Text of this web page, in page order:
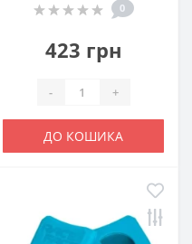
0
423 грн
- +
ДО КОШИКА